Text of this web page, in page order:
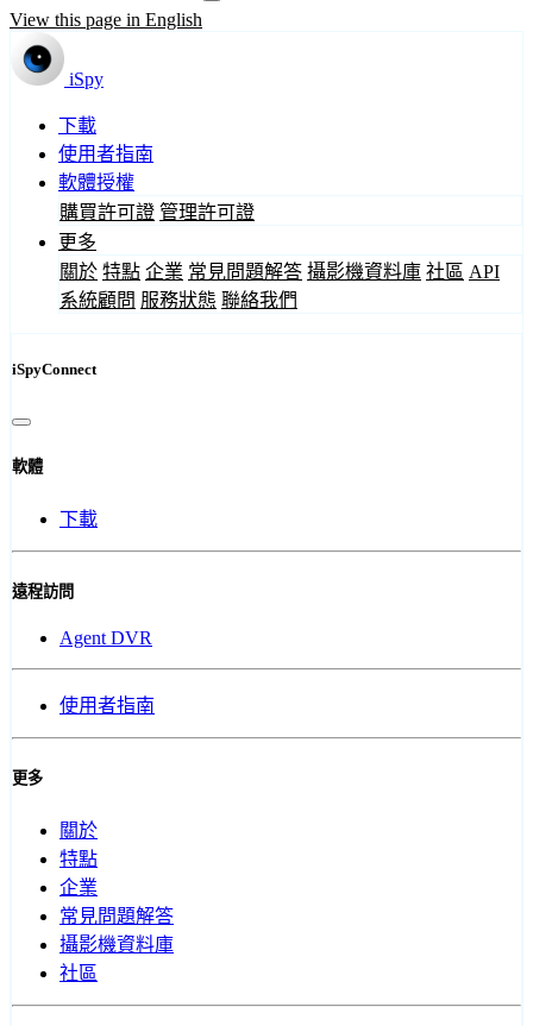
View this page in English
iSpy
下載
使用者指南
軟體授權
購買許可證 管理許可證
更多
關於 特點 企業 常見問題解答 攝影機資料庫 社區 API
系統顧問 服務狀態 聯絡我們
iSpyConnect
軟體
下載
遠程訪問
Agent DVR
使用者指南
更多
關於
特點
企業
常見問題解答
攝影機資料庫
社區